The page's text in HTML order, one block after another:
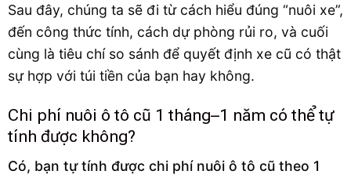
Sau đây, chúng ta sẽ đi từ cách hiểu đúng “nuôi xe”,
đến công thức tính, cách dự phòng rủi ro, và cuối
cùng là tiêu chí so sánh để quyết định xe cũ có thật
sự hợp với túi tiền của bạn hay không.
Chi phí nuôi ô tô cũ 1 tháng–1 năm có thể tự
tính được không?
Có, bạn tự tính được chi phí nuôi ô tô cũ theo 1